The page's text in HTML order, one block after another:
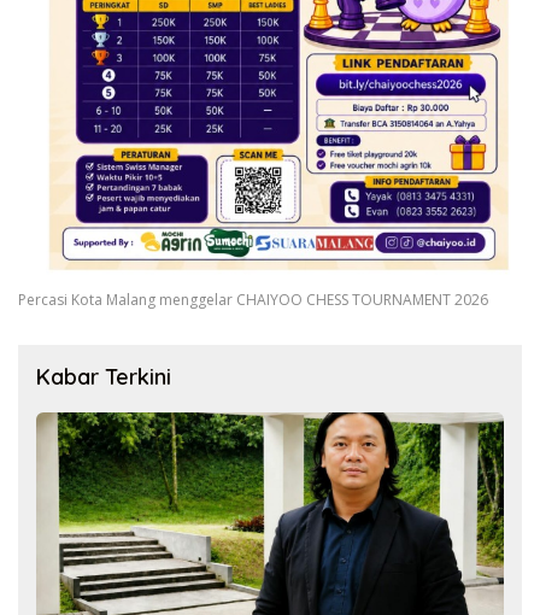
Percasi Kota Malang menggelar CHAIYOO CHESS TOURNAMENT 2026
Kabar Terkini